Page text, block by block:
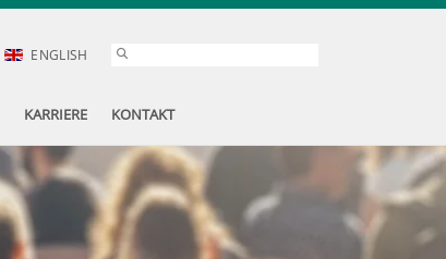
ENGLISH
KARRIERE KONTAKT